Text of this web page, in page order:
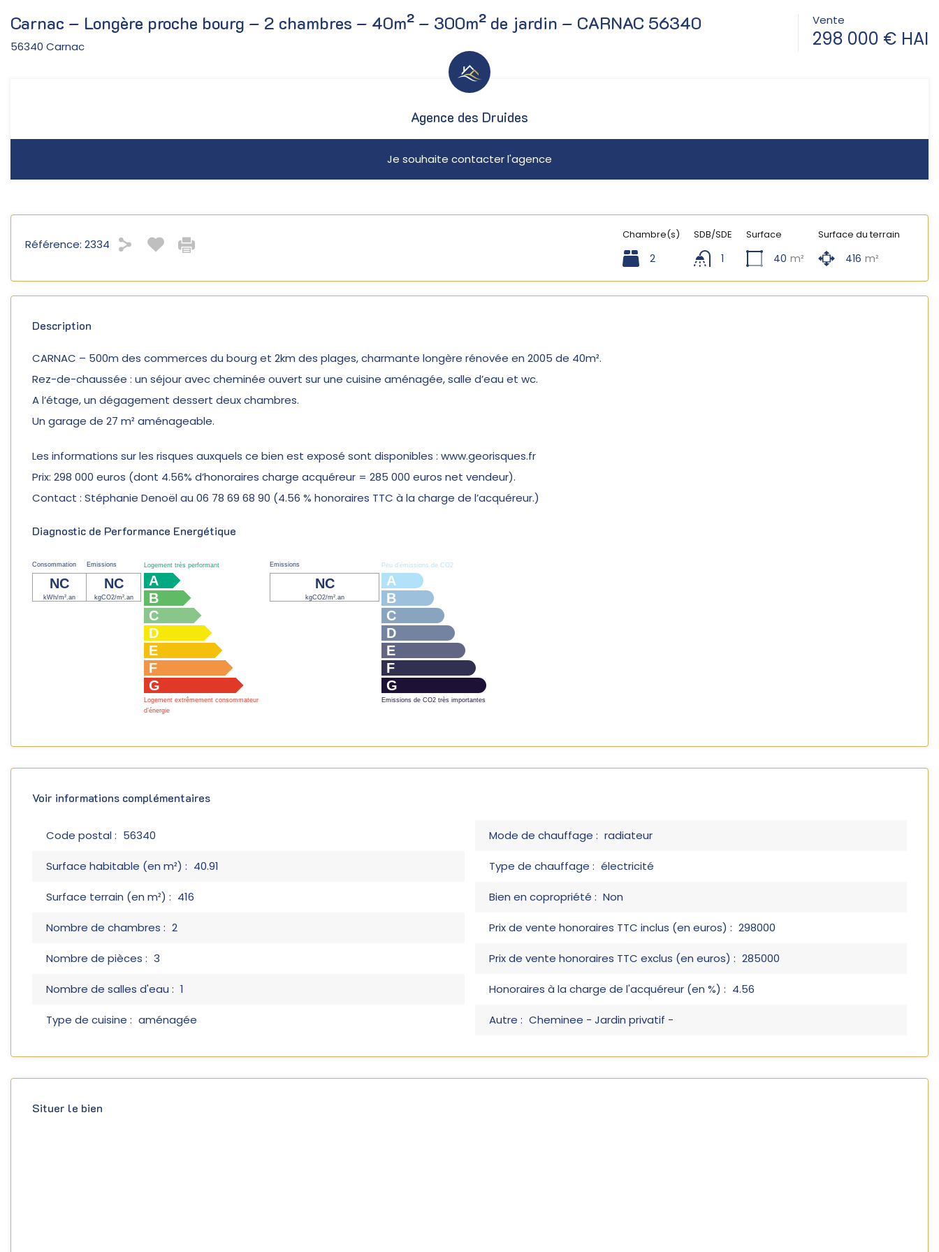
Carnac – Longère proche bourg – 2 chambres – 40m² – 300m² de jardin – CARNAC 56340
56340 Carnac
Vente
298 000 € HAI
Référence: 2334
Chambre(s)
2
SDB/SDE
1
Surface
40 m²
Surface du terrain
416 m²
Description
CARNAC – 500m des commerces du bourg et 2km des plages, charmante longère rénovée en 2005 de 40m².
Rez-de-chaussée : un séjour avec cheminée ouvert sur une cuisine aménagée, salle d’eau et wc.
A l’étage, un dégagement dessert deux chambres.
Un garage de 27 m² aménageable.
Les informations sur les risques auxquels ce bien est exposé sont disponibles : www.georisques.fr
Prix: 298 000 euros (dont 4.56% d’honoraires charge acquéreur = 285 000 euros net vendeur).
Contact : Stéphanie Denoël au 06 78 69 68 90 (4.56 % honoraires TTC à la charge de l’acquéreur.)
Diagnostic de Performance Energétique
Consommation
NC
kWh/m².an
Emissions
NC
kgCO2/m².an
Logement très performant
A
B
C
D
E
F
G
Logement extrêmement consommateur
d’énergie
Emissions
NC
kgCO2/m².an
Peu d’émissions de CO2
A
B
C
D
E
F
G
Emissions de CO2 très importantes
Voir informations complémentaires
Code postal : 56340
Surface habitable (en m²) : 40.91
Surface terrain (en m²) : 416
Nombre de chambres : 2
Nombre de pièces : 3
Nombre de salles d'eau : 1
Type de cuisine : aménagée
Mode de chauffage : radiateur
Type de chauffage : électricité
Bien en copropriété : Non
Prix de vente honoraires TTC inclus (en euros) : 298000
Prix de vente honoraires TTC exclus (en euros) : 285000
Honoraires à la charge de l'acquéreur (en %) : 4.56
Autre : Cheminee - Jardin privatif -
Situer le bien
Agence des Druides
Je souhaite contacter l'agence